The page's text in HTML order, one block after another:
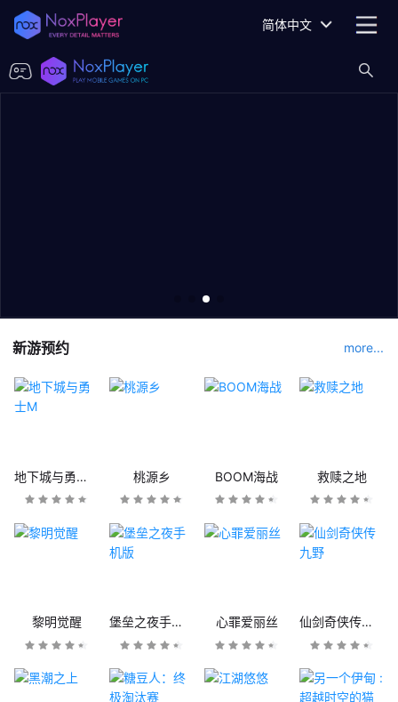
简体中文
新游预约 more...
地下城与勇士M 桃源乡 BOOM海战 救赎之地
黎明觉醒 堡垒之夜手机版 心罪爱丽丝 仙剑奇侠传九野